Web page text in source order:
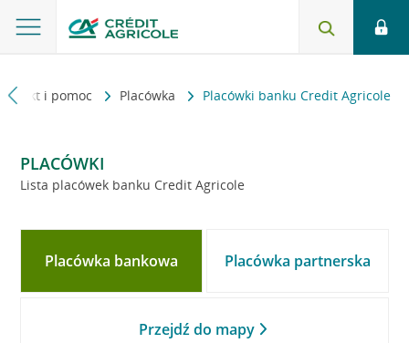
i pomoc Placówka Placówki banku Credit Agricole
PLACÓWKI
Lista placówek banku Credit Agricole
Placówka bankowa Placówka partnerska
Przejdź do mapy